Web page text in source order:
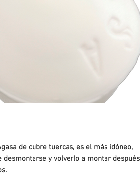
de cubre tuercas, es el más idóneo,
y volverlo a montar después